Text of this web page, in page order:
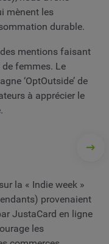
mènent les
durable.
mentions faisant
de femmes. Le
‘OptOutside’ de
à apprécier le
la « Indie week »
provenaient
JustaCard en ligne
les